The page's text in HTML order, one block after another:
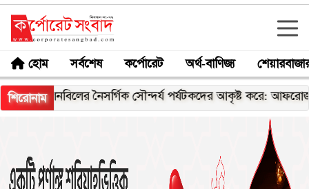
হোম সর্বশেষ কর্পোরেট অর্থ-বাণিজ্য
শিরোনামনৈসর্গিক সৌন্দর্য পর্যটকদের আকৃষ্ট করে: আফরোজা খানম